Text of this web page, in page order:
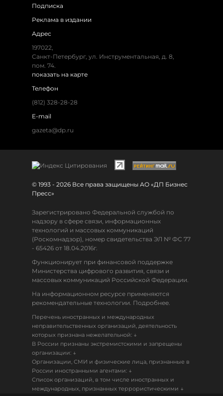
Подписка
Реклама в издании
Адрес
197022,
Санкт-Петербург, ул. Инструментальная, д. 8,
пом. 74.
показать на карте
Телефон
(812) 328-28-28
E-mail
gazeta@dp.ru
© 1993 - 2026 Все права защищены АО «ДП Бизнес
Пресс»
Зарегистрировано Федеральной службой по
надзору в сфере связи, информационных
технологий и массовых коммуникаций
(Роскомнадзор), номер свидетельства ЭЛ № ФС 77
- 65426 от 18.04.2016г.
Функционирует при финансовой поддержке
Министерства цифрового развития, связи и
массовых коммуникаций Российской Федерации.
На информационном ресурсе применяются
рекомендательные технологии. Подробнее.
Перечень иностранных и международных
неправительственных организаций, деятельность
которых признана нежелательной: ↓
В России признаны экстремистскими и запрещены
организации: ↓
Организации, СМИ и физические лица, признанные в
России иностранными агентами: ↓
Список организаций, в том числе иностранных и
международных, признанных террористическими ↓